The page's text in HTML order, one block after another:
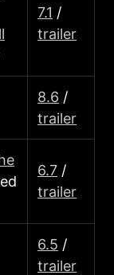
7.1 /
trailer
8.6 /
trailer
6.7 /
trailer
6.5 /
trailer